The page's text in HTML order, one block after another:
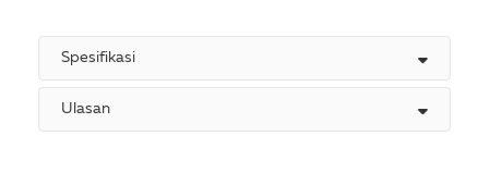
Spesifikasi
Ulasan